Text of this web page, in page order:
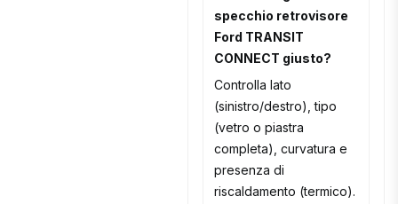
specchio retrovisore
Ford TRANSIT
CONNECT giusto?
Controlla lato
(sinistro/destro), tipo
(vetro o piastra
completa), curvatura e
presenza di
riscaldamento (termico).